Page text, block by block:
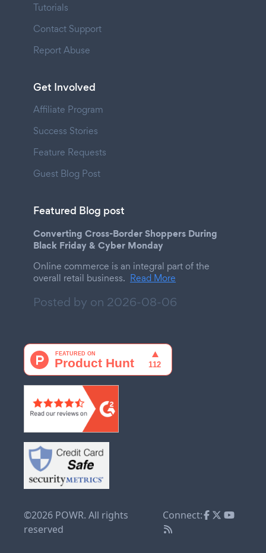
Tutorials
Contact Support
Report Abuse
Get Involved
Affiliate Program
Success Stories
Feature Requests
Guest Blog Post
Featured Blog post
Converting Cross-Border Shoppers During
Black Friday & Cyber Monday
Online commerce is an integral part of the
overall retail business. Read More
Posted by on 2026-08-06
©2026 POWR. All rights
reserved
Connect: